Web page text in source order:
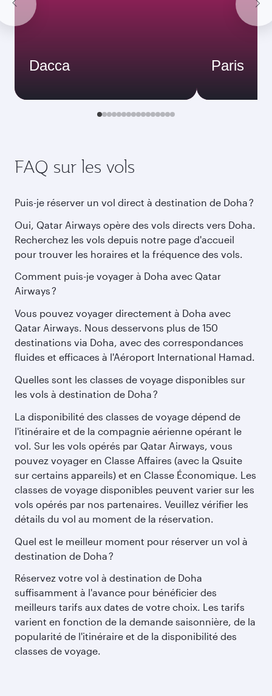
Dacca Paris
FAQ sur les vols
Puis-je réserver un vol direct à destination de Doha ?
Oui, Qatar Airways opère des vols directs vers Doha.
Recherchez les vols depuis notre page d'accueil
pour trouver les horaires et la fréquence des vols.
Comment puis-je voyager à Doha avec Qatar
Airways ?
Vous pouvez voyager directement à Doha avec
Qatar Airways. Nous desservons plus de 150
destinations via Doha, avec des correspondances
fluides et efficaces à l'Aéroport International Hamad.
Quelles sont les classes de voyage disponibles sur
les vols à destination de Doha ?
La disponibilité des classes de voyage dépend de
l'itinéraire et de la compagnie aérienne opérant le
vol. Sur les vols opérés par Qatar Airways, vous
pouvez voyager en Classe Affaires (avec la Qsuite
sur certains appareils) et en Classe Économique. Les
classes de voyage disponibles peuvent varier sur les
vols opérés par nos partenaires. Veuillez vérifier les
détails du vol au moment de la réservation.
Quel est le meilleur moment pour réserver un vol à
destination de Doha ?
Réservez votre vol à destination de Doha
suffisamment à l'avance pour bénéficier des
meilleurs tarifs aux dates de votre choix. Les tarifs
varient en fonction de la demande saisonnière, de la
popularité de l'itinéraire et de la disponibilité des
classes de voyage.